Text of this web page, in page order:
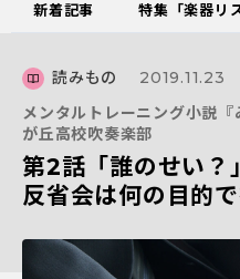
新着記事 特集「楽器リ
読みもの
2019.11.23
メンタルトレーニング小説
が丘高校吹奏楽部
第2話「誰のせい？
反省会は何の目的